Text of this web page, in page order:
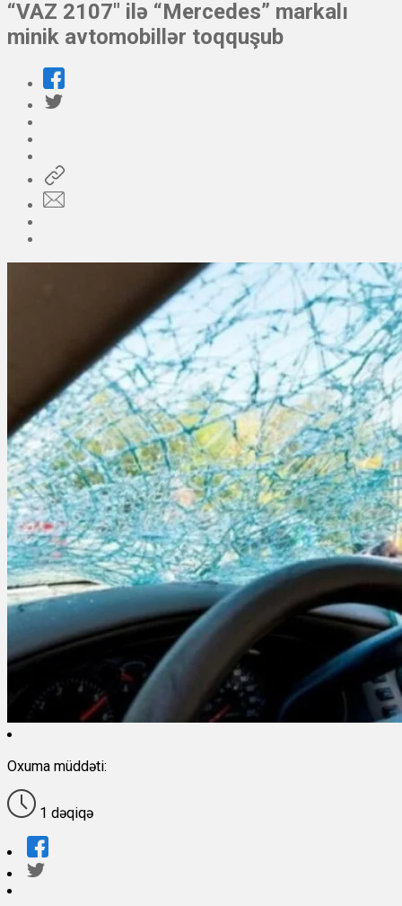
“VAZ 2107" ilə “Mercedes” markalı
minik avtomobillər toqquşub
Oxuma müddəti:
1 dəqiqə